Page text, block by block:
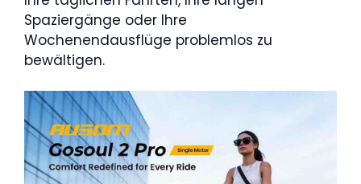
Spaziergänge oder Ihre
Wochenendausflüge problemlos zu
bewältigen.